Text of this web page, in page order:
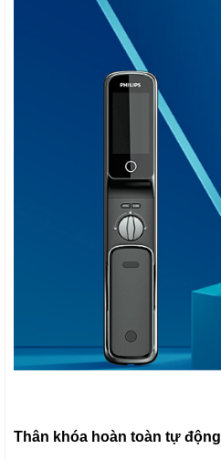
Thân khóa hoàn toàn tự động